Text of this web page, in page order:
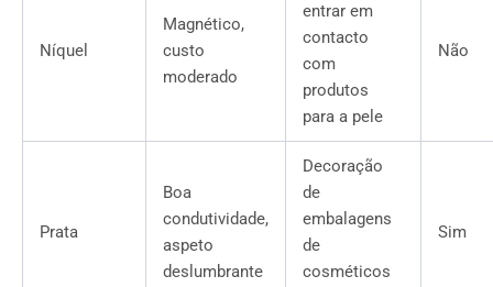
Níquel
Magnético,
custo
moderado
entrar em
contacto
com
produtos
para a pele
Não
Prata
Boa
condutividade,
aspeto
deslumbrante
Decoração
de
embalagens
de
cosméticos
Sim